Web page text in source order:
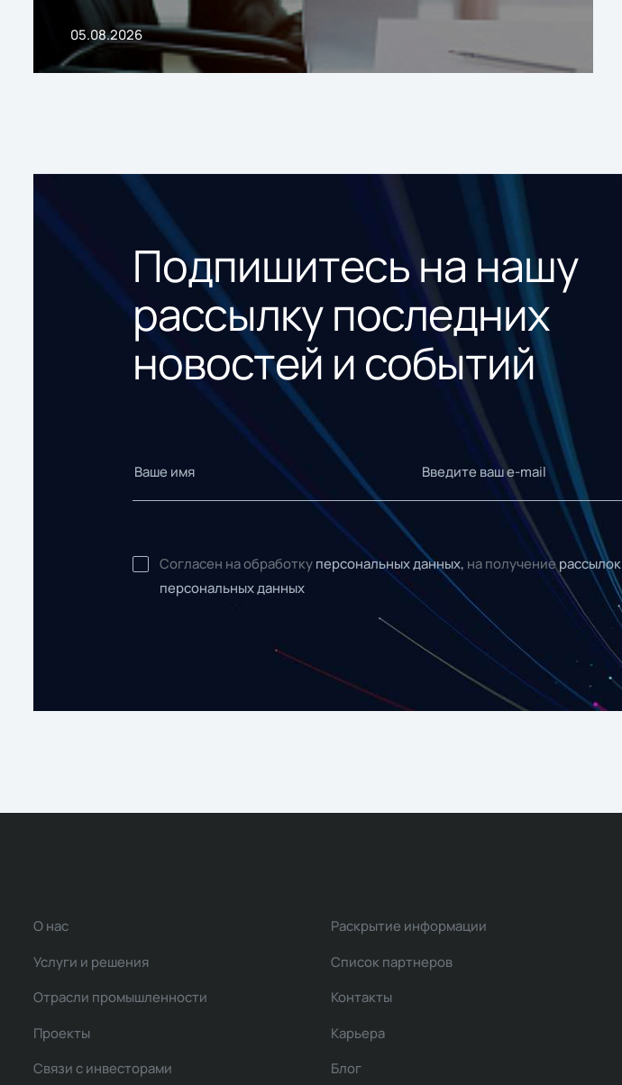
05.08.2026
Подпишитесь на нашу
рассылку последних
новостей и событий
Согласен на обработку персональных данных, на получениерассылок
персональных данных
О нас
Услуги и решения
Отрасли промышленности
Проекты
Связи с инвесторами
Раскрытие информации
Список партнеров
Контакты
Карьера
Блог